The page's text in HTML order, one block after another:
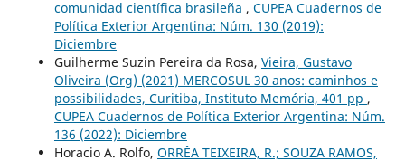
comunidad científica brasileña , CUPEA Cuadernos de
Política Exterior Argentina: Núm. 130 (2019):
Diciembre
Guilherme Suzin Pereira da Rosa, Vieira, Gustavo
Oliveira (Org) (2021) MERCOSUL 30 anos: caminhos e
possibilidades, Curitiba, Instituto Memória, 401 pp ,
CUPEA Cuadernos de Política Exterior Argentina: Núm.
136 (2022): Diciembre
Horacio A. Rolfo, ORRÊA TEIXEIRA, R.; SOUZA RAMOS,